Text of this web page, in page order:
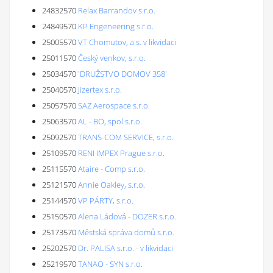
24832570 Relax Barrandov s.r.o.
24849570 KP Engeneering s.r.o.
25005570VT Chomutov, a.s. v likvidaci
25011570Český venkov, s.r.o.
25034570'DRUŽSTVO DOMOV 358'
25040570 Jizertex s.r.o.
25057570SAZ Aerospace s.r.o.
25063570AL - BO, spol.s.r.o.
25092570TRANS-COM SERVICE, s.r.o.
25109570 RENI IMPEX Prague s.r.o.
25115570Ataire - Comp s.r.o.
25121570Annie Oakley, s.r.o.
25144570VP PÁRTY, s.r.o.
25150570Alena Ládová - DOZER s.r.o.
25173570 Městská správa domů s.r.o.
25202570 Dr. PALISA s.r.o. - v likvidaci
25219570TANAO - SYN s.r.o.